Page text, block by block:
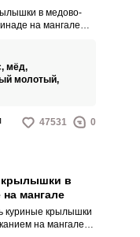
в медово-
на мангале
и проверенных
придает им именно
крылышки
привкусом.
мёд,
молотый,
47531 0
в
на мангале
куриные крылышки
на мангале